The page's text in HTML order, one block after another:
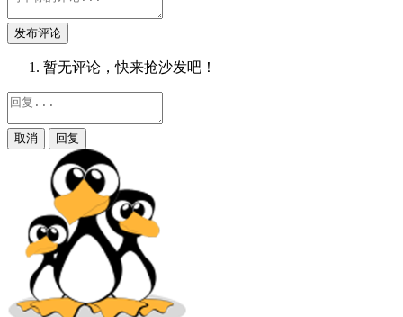
发布评论
暂无评论，快来抢沙发吧！
取消 回复